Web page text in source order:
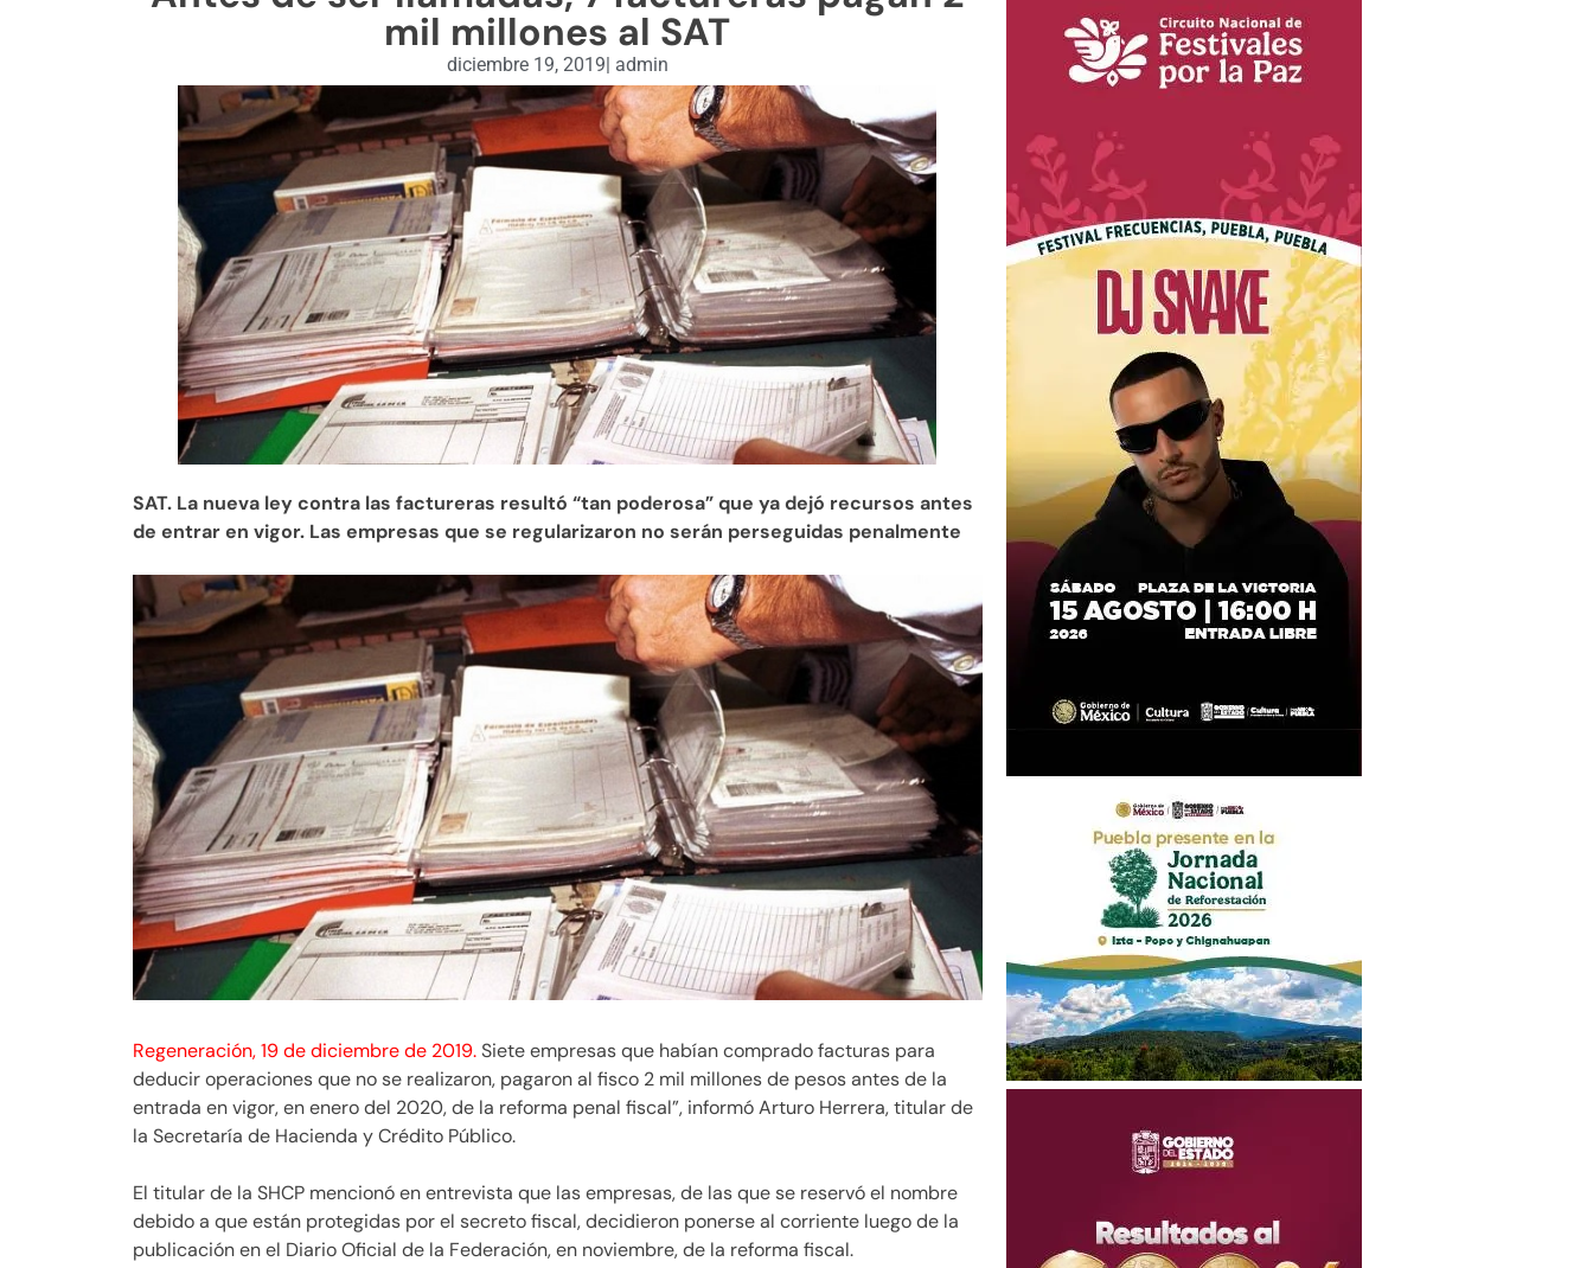
mil millones al SAT
diciembre 19, 2019 admin
SAT. La nueva ley contra las factureras resultó “tan poderosa” que ya dejó recursos antes
de entrar en vigor. Las empresas que se regularizaron no serán perseguidas penalmente
Regeneración, 19 de diciembre de 2019.Siete empresas que habían comprado facturas para
deducir operaciones que no se realizaron, pagaron al fisco 2 mil millones de pesos antes de la
entrada en vigor, en enero del 2020, de la reforma penal fiscal”, informó Arturo Herrera, titular de
la Secretaría de Hacienda y Crédito Público.
El titular de la SHCP mencionó en entrevista que las empresas, de las que se reservó el nombre
debido a que están protegidas por el secreto fiscal, decidieron ponerse al corriente luego de la
publicación en el Diario Oficial de la Federación, en noviembre, de la reforma fiscal.